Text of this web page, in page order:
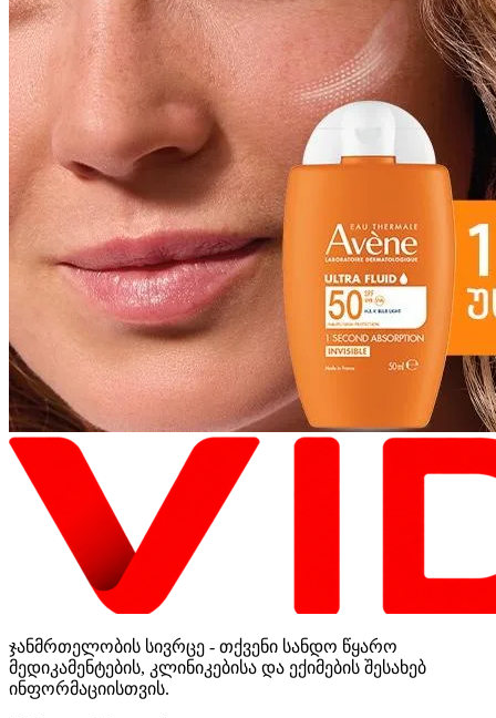
ჯანმრთელობის სივრცე - თქვენი სანდო წყარო
მედიკამენტების, კლინიკებისა და ექიმების შესახებ
ინფორმაციისთვის.